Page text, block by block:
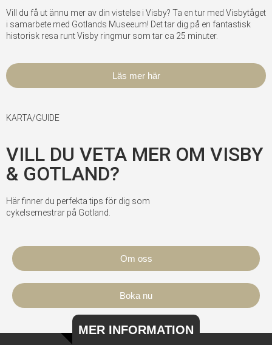
Vill du få ut ännu mer av din vistelse i Visby? Ta en tur med Visbytåget
i samarbete med Gotlands Museeum! Det tar dig på en fantastisk
historisk resa runt Visby ringmur som tar ca 25 minuter.
Läs mer här
KARTA/GUIDE
VILL DU VETA MER OM VISBY
& GOTLAND?
Här finner du perfekta tips för dig som
cykelsemestrar på Gotland.
Om oss
Boka nu
MER INFORMATION